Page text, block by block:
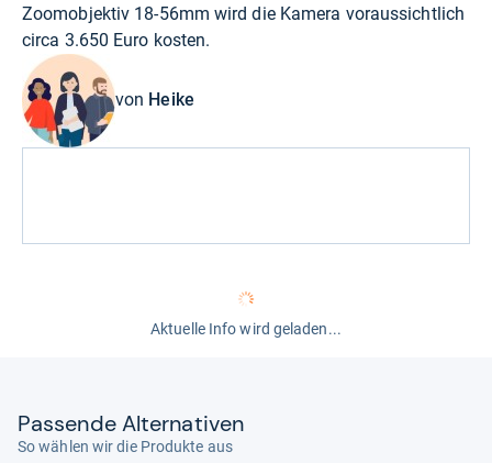
Zoomobjektiv 18-56mm wird die Kamera voraussichtlich
circa 3.650 Euro kosten.
von Heike
Aktuelle Info wird geladen...
Pas­sende Alter­na­ti­ven
So wählen wir die Produkte aus